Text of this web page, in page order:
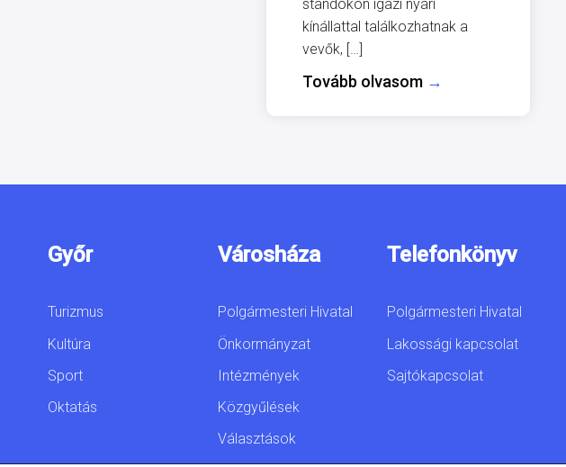
standokon igazi nyári
kínállattal találkozhatnak a
vevők, […]
Tovább olvasom →
Győr
Turizmus
Kultúra
Sport
Oktatás
Városháza
Polgármesteri Hivatal
Önkormányzat
Intézmények
Közgyűlések
Választások
Telefonkönyv
Polgármesteri Hivatal
Lakossági kapcsolat
Sajtókapcsolat